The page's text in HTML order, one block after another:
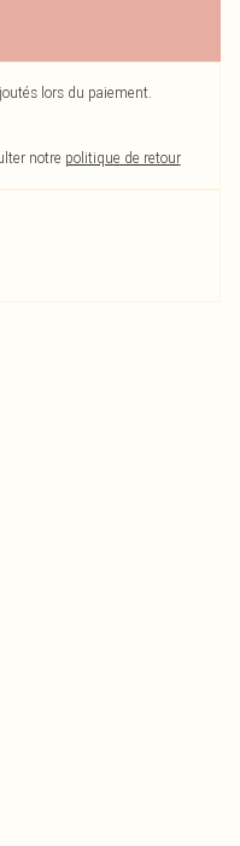
lors du paiement.
notre politique de retour